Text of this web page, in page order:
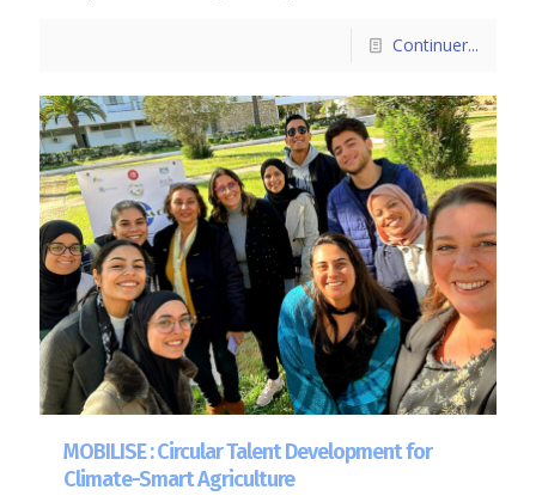
Continuer...
MOBILISE : Circular Talent Development for
Climate-Smart Agriculture